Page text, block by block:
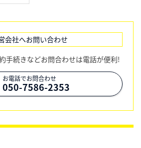
会社へお問い合わせ
手続きなどお問合わせは電話が便利!
お電話でお問合わせ
050-7586-2353